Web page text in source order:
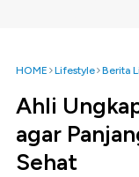
HOME Lifestyle Berita
Ahli
agar
Sehat